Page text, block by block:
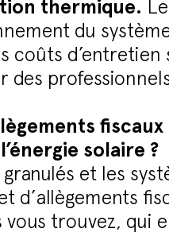
thermique.
du
coûts
des
solaire ?
granulés et les
d’allègements
vous trouvez, qui